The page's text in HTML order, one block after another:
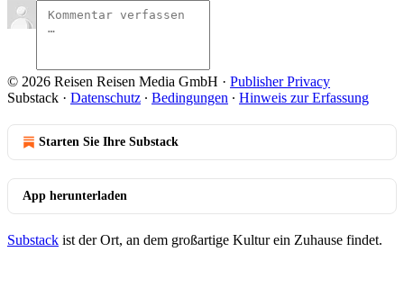
© 2026 Reisen Reisen Media GmbH · Publisher Privacy
Substack · Datenschutz ∙ Bedingungen ∙ Hinweis zur Erfassung
Starten Sie Ihre Substack
App herunterladen
Substack ist der Ort, an dem großartige Kultur ein Zuhause findet.